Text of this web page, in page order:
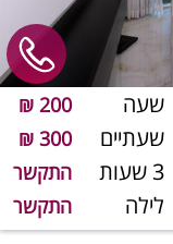
שעה 200 ₪
שעתיים 300 ₪
3 שעות התקשר
לילה התקשר